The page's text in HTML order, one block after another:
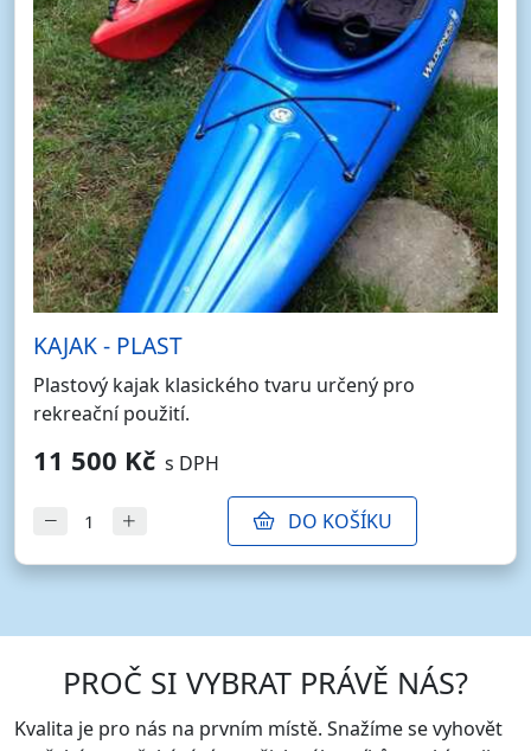
KAJAK - PLAST
Plastový kajak klasického tvaru určený pro
rekreační použití.
11 500 Kč s DPH
DO KOŠÍKU
PROČ SI VYBRAT PRÁVĚ NÁS?
Kvalita je pro nás na prvním místě. Snažíme se vyhovět